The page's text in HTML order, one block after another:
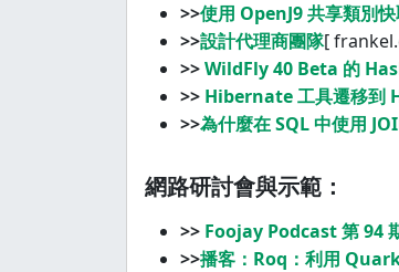
>>使用 OpenJ9 共享類別
>>設計代理商團隊[
>>WildFly 40 Beta 的
>> Hibernate 工具遷移到
>>為什麼在 SQL 中使用
網路研討會與示範：
>> Foojay Podcast 第 94
>>播客：Roq：利用